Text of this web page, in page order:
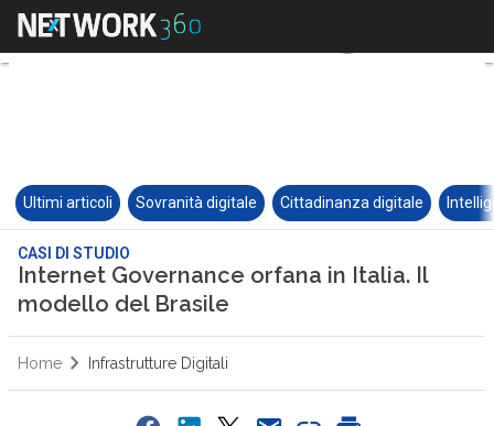
Ultimi articoli Sovranità digitale Cittadinanza digitale
CASI DI STUDIO
Internet Governance orfana in Italia. Il
modello del Brasile
Home Infrastrutture Digitali